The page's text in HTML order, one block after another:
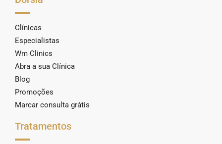
Clínicas
Especialistas
Wm Clinics
Abra a sua Clínica
Blog
Promoções
Marcar consulta grátis
Tratamentos